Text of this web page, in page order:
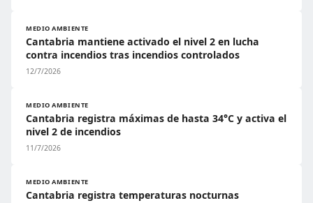
MEDIO AMBIENTE
Cantabria mantiene activado el nivel 2 en lucha
contra incendios tras incendios controlados
12/7/2026
MEDIO AMBIENTE
Cantabria registra máximas de hasta 34°C y activa el
nivel 2 de incendios
11/7/2026
MEDIO AMBIENTE
Cantabria registra temperaturas nocturnas